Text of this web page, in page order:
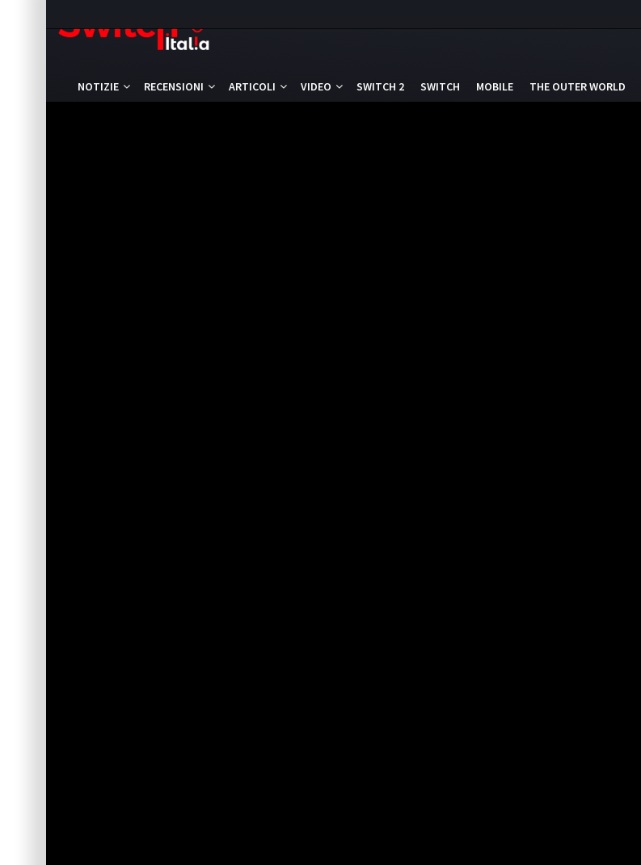
NOTIZIE RECENSIONI ARTICOLI VIDEO SWITCH 2 SWITCH MOBILE THE OUTER WORLD